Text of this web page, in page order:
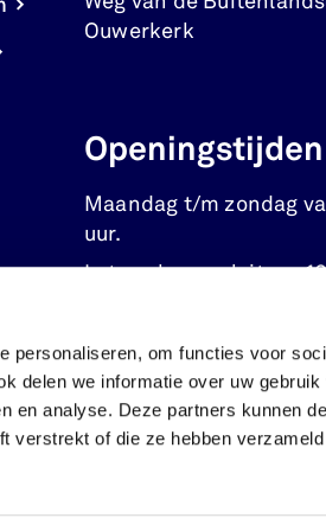
personaliseren, om functies voor
delen we informatie over uw gebruik
en analyse. Deze partners kunnen
verstrekt of die ze hebben
Ouwerkerk
Openingstijden
Maandag t/m zondag
uur.
Let op: kassa sluit om